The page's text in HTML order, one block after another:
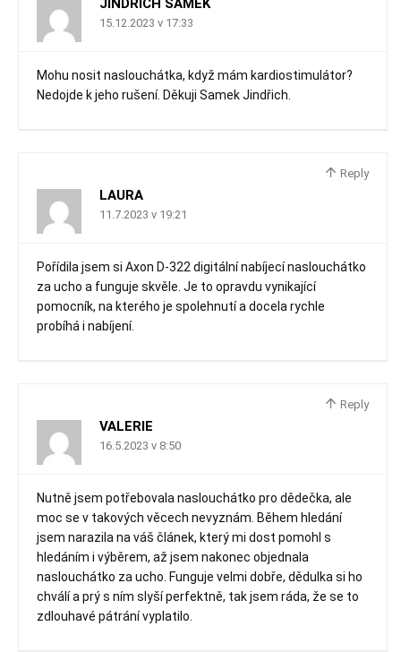
JINDŘICH SAMEK
15.12.2023 v 17:33
Mohu nosit naslouchátka, když mám kardiostimulátor?
Nedojde k jeho rušení. Děkuji Samek Jindřich.
Reply
LAURA
11.7.2023 v 19:21
Pořídila jsem si Axon D-322 digitální nabíjecí naslouchátko
za ucho a funguje skvěle. Je to opravdu vynikající
pomocník, na kterého je spolehnutí a docela rychle
probíhá i nabíjení.
Reply
VALERIE
16.5.2023 v 8:50
Nutně jsem potřebovala naslouchátko pro dědečka, ale
moc se v takových věcech nevyznám. Během hledání
jsem narazila na váš článek, který mi dost pomohl s
hledáním i výběrem, až jsem nakonec objednala
naslouchátko za ucho. Funguje velmi dobře, dědulka si ho
chválí a prý s ním slyší perfektně, tak jsem ráda, že se to
zdlouhavé pátrání vyplatilo.